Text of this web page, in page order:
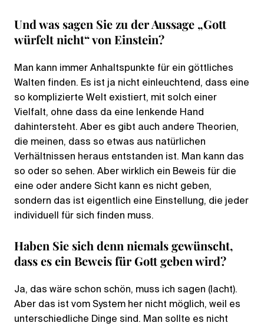
Und was sagen Sie zu der Aussage „Gott
würfelt nicht“ von Einstein?
Man kann immer Anhaltspunkte für ein göttliches
Walten finden. Es ist ja nicht einleuchtend, dass eine
so komplizierte Welt existiert, mit solch einer
Vielfalt, ohne dass da eine lenkende Hand
dahintersteht. Aber es gibt auch andere Theorien,
die meinen, dass so etwas aus natürlichen
Verhältnissen heraus entstanden ist. Man kann das
so oder so sehen. Aber wirklich ein Beweis für die
eine oder andere Sicht kann es nicht geben,
sondern das ist eigentlich eine Einstellung, die jeder
individuell für sich finden muss.
Haben Sie sich denn niemals gewünscht,
dass es ein Beweis für Gott geben wird?
Ja, das wäre schon schön, muss ich sagen (lacht).
Aber das ist vom System her nicht möglich, weil es
unterschiedliche Dinge sind. Man sollte es nicht